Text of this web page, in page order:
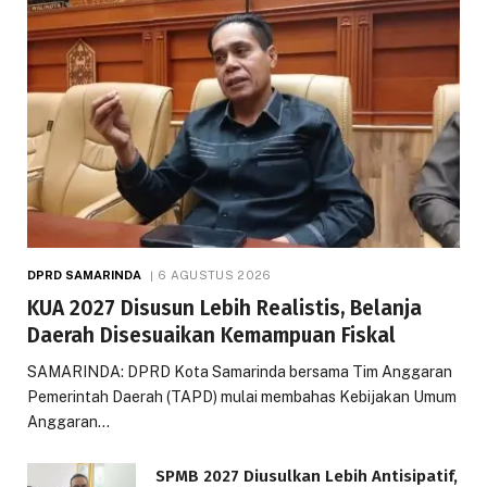
DPRD SAMARINDA 6 AGUSTUS 2026
KUA 2027 Disusun Lebih Realistis, Belanja
Daerah Disesuaikan Kemampuan Fiskal
SAMARINDA: DPRD Kota Samarinda bersama Tim Anggaran
Pemerintah Daerah (TAPD) mulai membahas Kebijakan Umum
Anggaran…
SPMB 2027 Diusulkan Lebih Antisipatif,